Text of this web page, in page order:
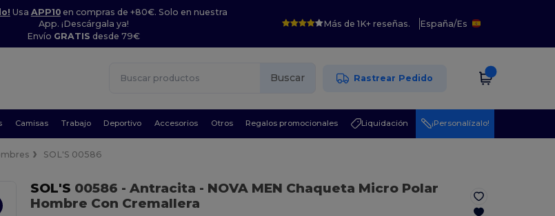
Usa APP10en compras de +80€. Solo en nuestra
App. ¡Descárgala ya!
Envío GRATIS desde 79€
Más de 1K+ reseñas. España/Es
Buscar Rastrear Pedido
Camisas Trabajo Deportivo Accesorios Otros Regalos promocionales Liquidación ¡Personalízalo!
SOL'S 00586
SOL'S 00586 - Antracita - NOVA MEN Chaqueta Micro Polar
Hombre Con Cremallera